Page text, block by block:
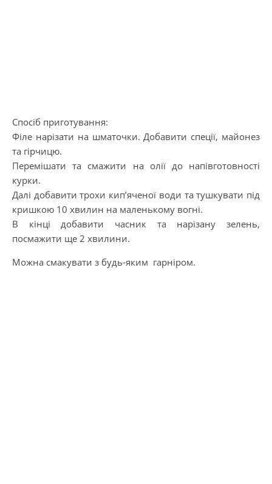
Спосіб приготування:
Філе нарізати на шматочки. Добавити спеції, майонез
та гірчицю.
Перемішати та смажити на олії до напівготовності
курки.
Далі добавити трохи кип’яченої води та тушкувати під
кришкою 10 хвилин на маленькому вогні.
В кінці добавити часник та нарізану зелень,
посмажити ще 2 хвилини.
Можна смакувати з будь-яким гарніром.